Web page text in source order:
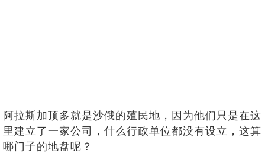
阿拉斯加顶多就是沙俄的殖民地，因为他们只是在这
里建立了一家公司，什么行政单位都没有设立，这算
哪门子的地盘呢？